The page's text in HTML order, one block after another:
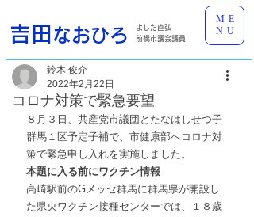
ME
NU
吉田 なおひろ
よしだ直弘
前橋市議会議員
コロナ対策で緊急要望
鈴木 俊介
2022年2月22日
８月３日、共産党市議団とたなはしせつ子
群馬１区予定子補で、市健康部へコロナ対
策で緊急申し入れを実施しました。
本題に入る前にワクチン情報
高崎駅前のGメッセ群馬に群馬県が開設し
た県央ワクチン接種センターでは、１８歳